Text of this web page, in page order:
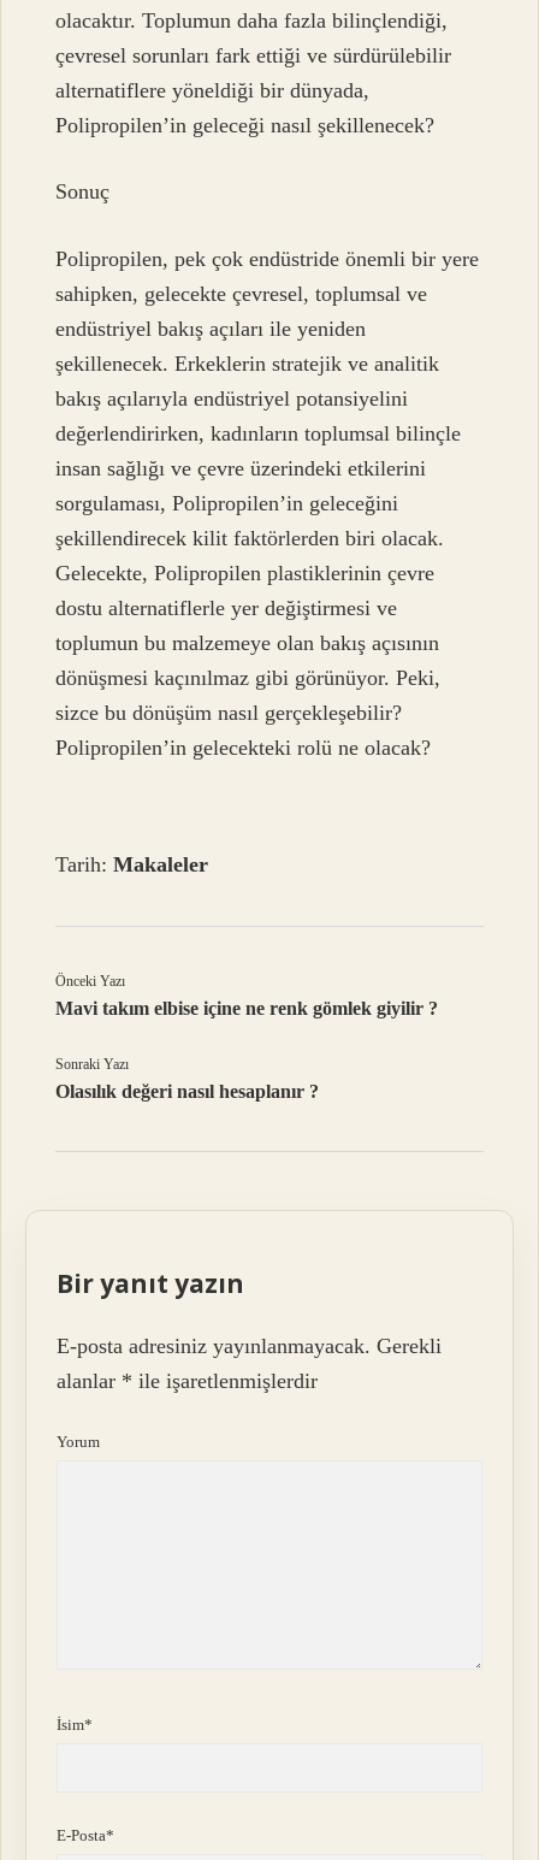
olacaktır. Toplumun daha fazla bilinçlendiği,
çevresel sorunları fark ettiği ve sürdürülebilir
alternatiflere yöneldiği bir dünyada,
Polipropilen’in geleceği nasıl şekillenecek?
Sonuç
Polipropilen, pek çok endüstride önemli bir yere
sahipken, gelecekte çevresel, toplumsal ve
endüstriyel bakış açıları ile yeniden
şekillenecek. Erkeklerin stratejik ve analitik
bakış açılarıyla endüstriyel potansiyelini
değerlendirirken, kadınların toplumsal bilinçle
insan sağlığı ve çevre üzerindeki etkilerini
sorgulaması, Polipropilen’in geleceğini
şekillendirecek kilit faktörlerden biri olacak.
Gelecekte, Polipropilen plastiklerinin çevre
dostu alternatiflerle yer değiştirmesi ve
toplumun bu malzemeye olan bakış açısının
dönüşmesi kaçınılmaz gibi görünüyor. Peki,
sizce bu dönüşüm nasıl gerçekleşebilir?
Polipropilen’in gelecekteki rolü ne olacak?
Tarih:Makaleler
Önceki Yazı
Mavi takım elbise içine ne renk gömlek giyilir ?
Sonraki Yazı
Olasılık değeri nasıl hesaplanır ?
Bir yanıt yazın
E-posta adresiniz yayınlanmayacak. Gerekli
alanlar * ile işaretlenmişlerdir
Yorum
İsim*
E-Posta*